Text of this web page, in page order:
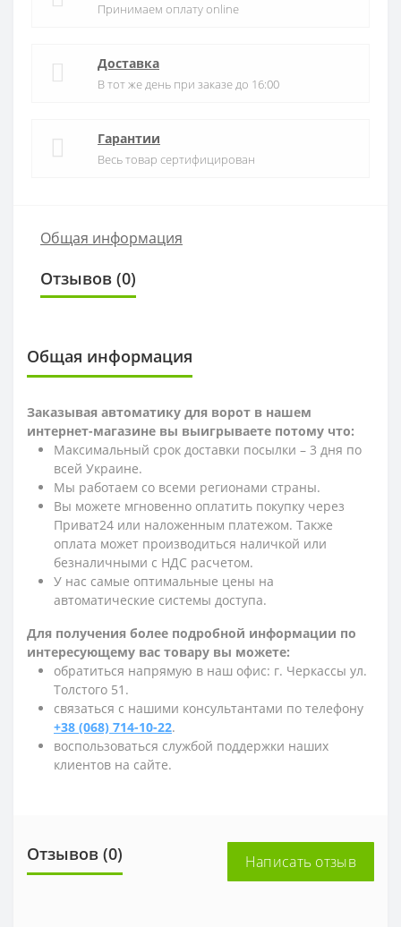
Принимаем оплату online
Доставка
В тот же день при заказе до 16:00
Гарантии
Весь товар сертифицирован
Общая информация
Отзывов (0)
Общая информация
Заказывая автоматику для ворот в нашем
интернет-магазине вы выигрываете потому что:
Максимальный срок доставки посылки – 3 дня по
всей Украине.
Мы работаем со всеми регионами страны.
Вы можете мгновенно оплатить покупку через
Приват24 или наложенным платежом. Также
оплата может производиться наличкой или
безналичными с НДС расчетом.
У нас самые оптимальные цены на
автоматические системы доступа.
Для получения более подробной информации по
интересующему вас товару вы можете:
обратиться напрямую в наш офис: г. Черкассы ул.
Толстого 51.
связаться с нашими консультантами по телефону
+38 (068) 714-10-22.
воспользоваться службой поддержки наших
клиентов на сайте.
Отзывов (0) Написать отзыв